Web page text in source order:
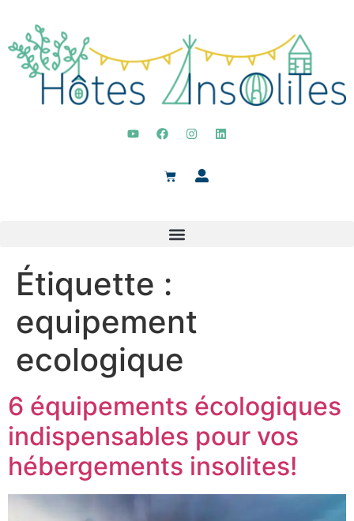
Étiquette :
equipement
ecologique
6 équipements écologiques
indispensables pour vos
hébergements insolites!